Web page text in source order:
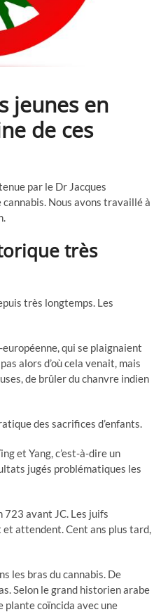
jeunes en
de ces
par le Dr Jacques
Nous avons travaillé à
très
très longtemps. Les
qui se plaignaient
alors d’où cela venait, mais
de brûler du chanvre indien
des sacrifices d’enfants.
et Yang, c’est-à-dire un
jugés problématiques les
avant JC. Les juifs
et attendent. Cent ans plus tard,
les bras du cannabis. De
Selon le grand historien arabe
plante coïncida avec une